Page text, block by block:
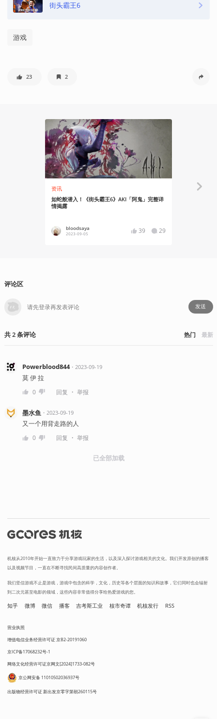
街头霸王6
游戏
23 2
资讯
如蛇般潜入！《街头霸王6》AKI「阿鬼」完整详
情揭露
bloodsaya
2023-09-05 39 29
机核实况
评论区
发送
共2条评论 热门 最新
Powerblood844・ 2023-09-19
莫 伊 拉
0 回复 ・ 举报
墨水鱼 ・ 2023-09-19
又一个用背走路的人
0 回复 ・ 举报
已全部加载
机核从2010年开始一直致力于分享游戏玩家的生活，以及深入探讨游戏相关的文化。我们开发原创的播客
以及视频节目，一直在不断寻找民间高质量的内容创作者。
我们坚信游戏不止是游戏，游戏中包含的科学，文化，历史等各个层面的知识和故事，它们同时也会辐射
到二次元甚至电影的领域，这些内容非常值得分享给热爱游戏的您。
知乎 微博 微信 播客 吉考斯工业 核市奇谭 机核发行 RSS
营业执照
增值电信业务经营许可证 京B2-20191060
京ICP备17068232号-1
网络文化经营许可证京网文[2024]1733-082号
京公网安备 11010502036937号
出版物经营许可证 新出发京零字第朝260115号